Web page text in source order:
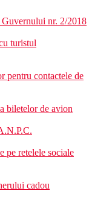
umbrele de
Albatros Resort
nr. 2/2018
turistul
pentru contactele de
biletelor de avion
pe retelele sociale
cadou